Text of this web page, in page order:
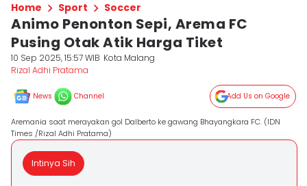
Home Sport Soccer
Animo Penonton Sepi, Arema FC
Pusing Otak Atik Harga Tiket
10 Sep 2025, 15:57 WIB Kota Malang
Rizal Adhi Pratama
News Channel Add Us on Google
Aremania saat merayakan gol Dalberto ke gawang Bhayangkara FC. (IDN
Times /Rizal Adhi Pratama)
Intinya Sih